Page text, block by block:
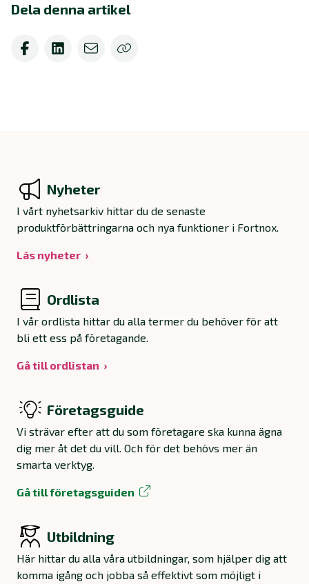
Dela denna artikel
Nyheter
I vårt nyhetsarkiv hittar du de senaste
produktförbättringarna och nya funktioner i Fortnox.
Läs nyheter
Ordlista
I vår ordlista hittar du alla termer du behöver för att
bli ett ess på företagande.
Gå till ordlistan
Företagsguide
Vi strävar efter att du som företagare ska kunna ägna
dig mer åt det du vill. Och för det behövs mer än
smarta verktyg.
Gå till företagsguiden
Utbildning
Här hittar du alla våra utbildningar, som hjälper dig att
komma igång och jobba så effektivt som möjligt i